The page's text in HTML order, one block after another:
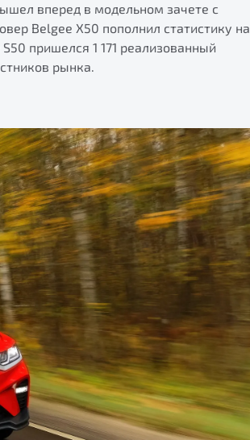
вперед в модельном зачете с
Belgee X50 пополнил статистику на
пришелся 1 171 реализованный
рынка.